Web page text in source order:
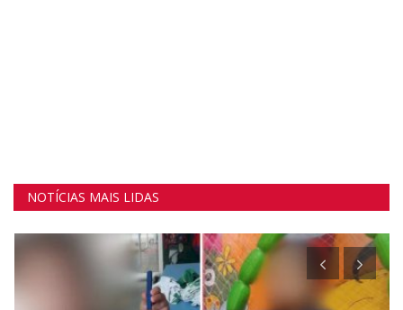
CLASSIFICADOS
NOTÍCIAS
CONECTE-SE
NOTÍCIAS MAIS LIDAS